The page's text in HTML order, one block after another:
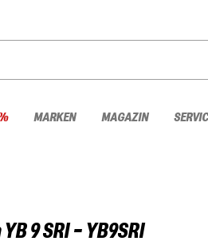
MARKEN MAGAZIN
YB 9 SRI - YB9SRI